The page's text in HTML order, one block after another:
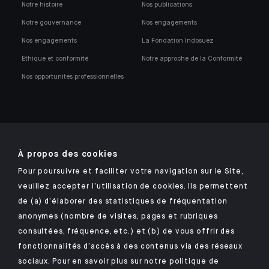
Notre histoire
Notre gouvernance
Nos engagements
Ethique et conformité
Nos opportunités professionnelles
Nos publications
Nos engagements
La Fondation Indosuez
Notre approche de la Conformité
Retrouvez notre application mobile Indosuez
MENTIONS LÉGALES
SÉCURITÉ
À propos des cookies
Pour poursuivre et faciliter votre navigation sur le Site,
veuillez accepter l’utilisation de cookies. Ils permettent
de (a) d’élaborer des statistiques de fréquentation
anonymes (nombre de visites, pages et rubriques
consultées, fréquence, etc.) et (b) de vous offrir des
fonctionnalités d’accès à des contenus via des réseaux
sociaux. Pour en savoir plus sur notre politique de